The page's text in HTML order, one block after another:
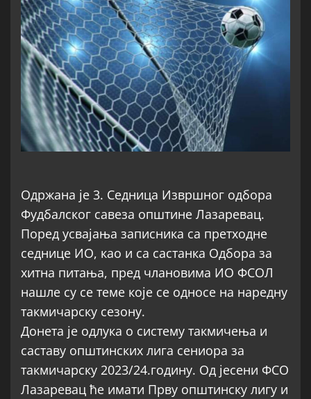
Одржана је 3. Седница Извршног одбора
Фудбалског савеза општине Лазаревац.
Поред усвајања записника са претходне
седнице ИО, као и са састанка Одбора за
хитна питања, пред члановима ИО ФСОЛ
нашле су се теме које се односе на наредну
такмичарску сезону.
Донета је одлука о систему такмичења и
саставу општинских лига сениора за
такмичарску 2023/24.годину. Од јесени ФСО
Лазаревац ће имати Прву општинску лигу и